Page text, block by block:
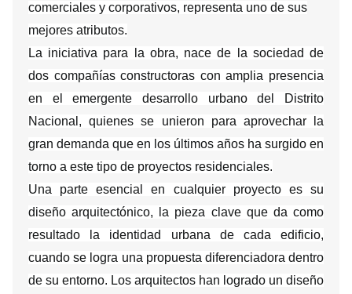
comerciales y corporativos, representa uno de sus
mejores atributos.
La iniciativa para la obra, nace de la sociedad de
dos compañías constructoras con amplia presencia
en el emergente desarrollo urbano del Distrito
Nacional, quienes se unieron para aprovechar la
gran demanda que en los últimos años ha surgido en
torno a este tipo de proyectos residenciales.
Una parte esencial en cualquier proyecto es su
diseño arquitectónico, la pieza clave que da como
resultado la identidad urbana de cada edificio,
cuando se logra una propuesta diferenciadora dentro
de su entorno. Los arquitectos han logrado un diseño